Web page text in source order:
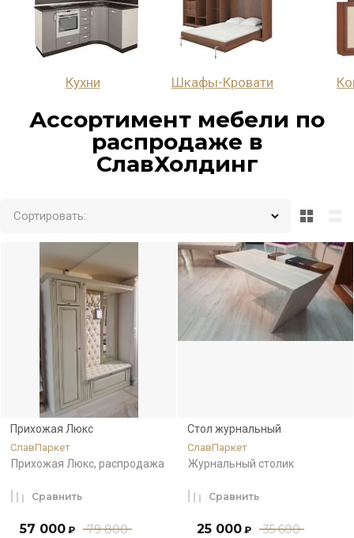
Кухни Шкафы-Кровати
Ассортимент мебели по
распродаже в
СлавХолдинг
Сортировать:
Прихожая Люкс
СлавПаркет
Прихожая Люкс, распродажа
79 800
57 000 ₽
Сравнить
Стол журнальный
СлавПаркет
Журнальный столик
35 600
25 000 ₽
Сравнить